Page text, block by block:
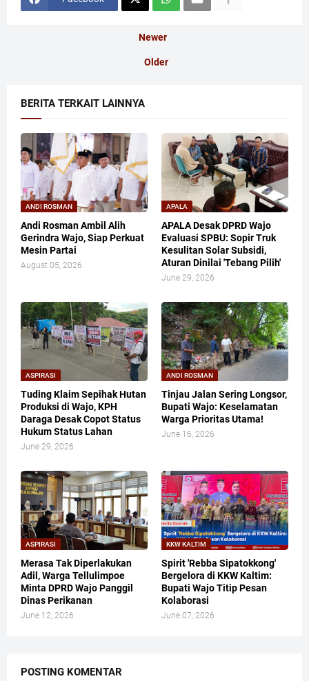
Newer
Older
BERITA TERKAIT LAINNYA
ANDI ROSMAN
Andi Rosman Ambil Alih
Gerindra Wajo, Siap Perkuat
Mesin Partai
August 05, 2026
APALA
APALA Desak DPRD Wajo
Evaluasi SPBU: Sopir Truk
Kesulitan Solar Subsidi,
Aturan Dinilai 'Tebang Pilih'
June 29, 2026
ASPIRASI
Tuding Klaim Sepihak Hutan
Produksi di Wajo, KPH
Daraga Desak Copot Status
Hukum Status Lahan
June 29, 2026
ANDI ROSMAN
Tinjau Jalan Sering Longsor,
Bupati Wajo: Keselamatan
Warga Prioritas Utama!
June 16, 2026
ASPIRASI
Merasa Tak Diperlakukan
Adil, Warga Tellulimpoe
Minta DPRD Wajo Panggil
Dinas Perikanan
June 12, 2026
KKW KALTIM
​Spirit 'Rebba Sipatokkong'
Bergelora di KKW Kaltim:
Bupati Wajo Titip Pesan
Kolaborasi
June 07, 2026
POSTING KOMENTAR